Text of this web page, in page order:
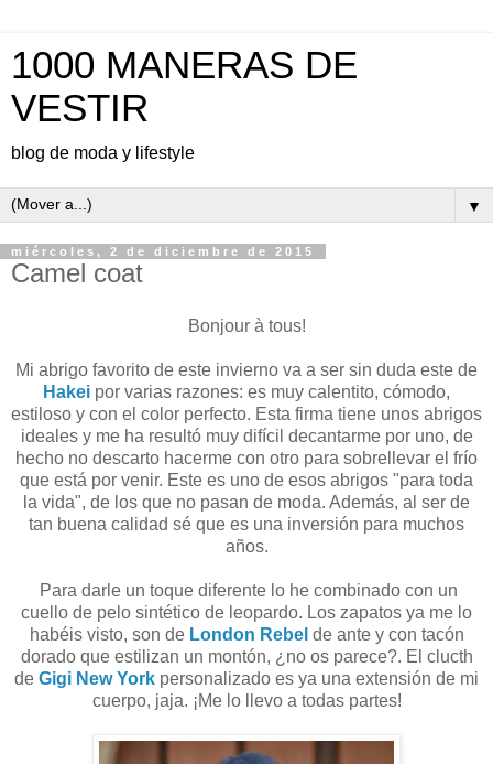
1000 MANERAS DE
VESTIR
blog de moda y lifestyle
▼
miércoles, 2 de diciembre de 2015
Camel coat
Bonjour à tous!
Mi abrigo favorito de este invierno va a ser sin duda este de
Hakei por varias razones: es muy calentito, cómodo,
estiloso y con el color perfecto. Esta firma tiene unos abrigos
ideales y me ha resultó muy difícil decantarme por uno, de
hecho no descarto hacerme con otro para sobrellevar el frío
que está por venir. Este es uno de esos abrigos "para toda
la vida", de los que no pasan de moda. Además, al ser de
tan buena calidad sé que es una inversión para muchos
años.
Para darle un toque diferente lo he combinado con un
cuello de pelo sintético de leopardo. Los zapatos ya me lo
habéis visto, son de London Rebel de ante y con tacón
dorado que estilizan un montón, ¿no os parece?. El clucth
de Gigi New York personalizado es ya una extensión de mi
cuerpo, jaja. ¡Me lo llevo a todas partes!